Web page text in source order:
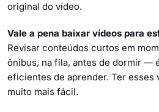
original do vídeo.
Vale a pena baixar vídeos para
Revisar conteúdos curtos em
ônibus, na fila, antes de dormir —
eficientes de aprender. Ter esses
muito mais fácil.